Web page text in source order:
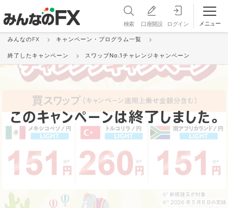
検索 口座開設 ログイン メニュー
みんなのFX キャンペーン・プログラム一覧
終了したキャンペーン スワップNo.1チャレンジキャンペーン